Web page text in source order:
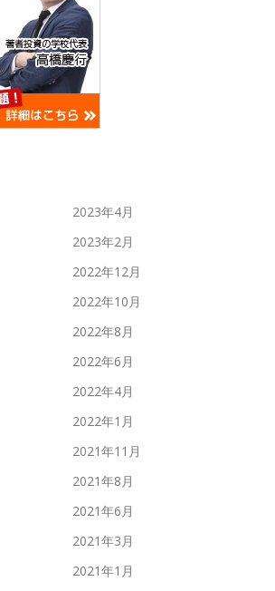
2023年4月
2023年2月
2022年12月
2022年10月
2022年8月
2022年6月
2022年4月
2022年1月
2021年11月
2021年8月
2021年6月
2021年3月
2021年1月